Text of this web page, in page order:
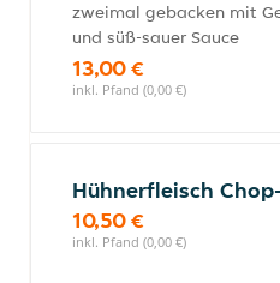
zweimal gebacken mit
und süß-sauer Sauce
13,00 €
inkl. Pfand (0,00 €)
Hühnerfleisch
10,50 €
inkl. Pfand (0,00 €)